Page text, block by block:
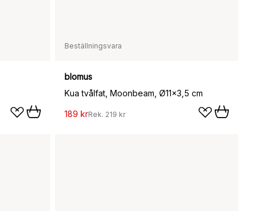
Beställningsvara
blomus
Kua tvålfat, Moonbeam, Ø11x3,5 cm
189 krRek. 219 kr